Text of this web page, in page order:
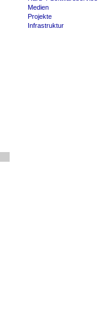
Medien
Projekte
Infrastruktur